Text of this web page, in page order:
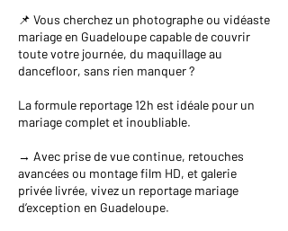
📌 Vous cherchez un photographe ou vidéaste
mariage en Guadeloupe capable de couvrir
toute votre journée, du maquillage au
dancefloor, sans rien manquer ?
La formule reportage 12h est idéale pour un
mariage complet et inoubliable.
→ Avec prise de vue continue, retouches
avancées ou montage film HD, et galerie
privée livrée, vivez un reportage mariage
d’exception en Guadeloupe.